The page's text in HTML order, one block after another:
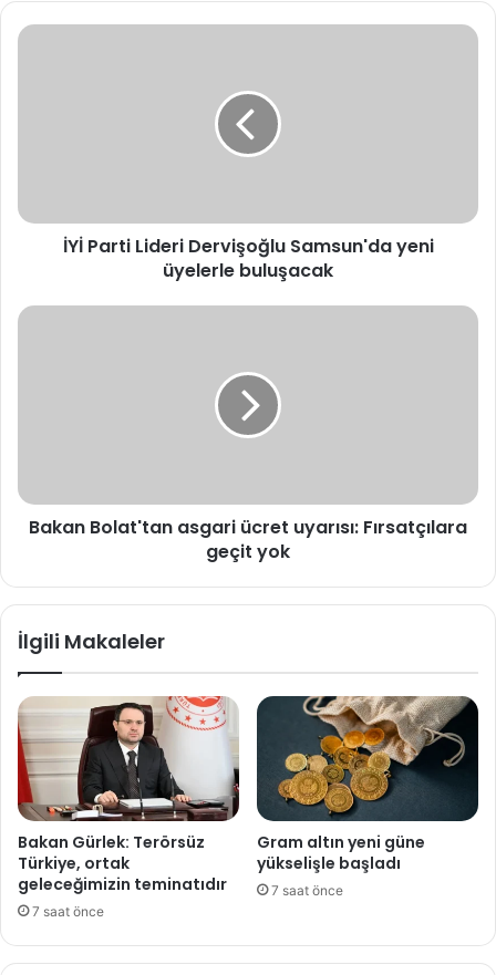
İYİ
İYİ Parti Lideri Dervişoğlu Samsun'da yeni
üyelerle buluşacak
Bakan
Bakan Bolat'tan asgari ücret uyarısı: Fırsatçılara
geçit yok
İlgili Makaleler
Bakan Gürlek: Terörsüz
Türkiye, ortak
geleceğimizin teminatıdır
7 saat önce
Gram altın yeni güne
yükselişle başladı
7 saat önce